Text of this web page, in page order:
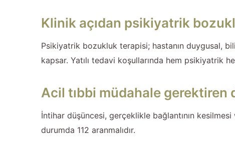
Klinik açıdan psikiyatrik
Psikiyatrik bozukluk terapisi; hastanın duygusal,
kapsar. Yatılı tedavi koşullarında hem psikiyatrik
Acil tıbbi müdahale gerektiren
İntihar düşüncesi, gerçeklikle bağlantının
durumda 112 aranmalıdır.